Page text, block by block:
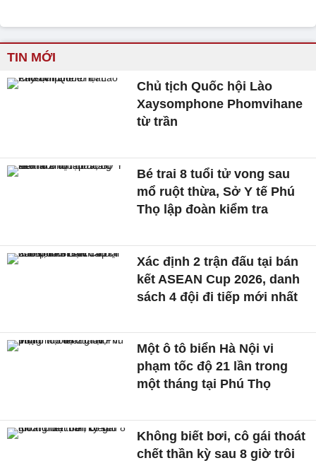
TIN MỚI
Chủ tịch Quốc hội Lào
Xaysomphone Phomvihane
từ trần
Bé trai 8 tuổi tử vong sau
mổ ruột thừa, Sở Y tế Phú
Thọ lập đoàn kiểm tra
Xác định 2 trận đấu tại bán
kết ASEAN Cup 2026, danh
sách 4 đội đi tiếp mới nhất
Một ô tô biển Hà Nội vi
phạm tốc độ 21 lần trong
một tháng tại Phú Thọ
Không biết bơi, cô gái thoát
chết thần kỳ sau 8 giờ trôi